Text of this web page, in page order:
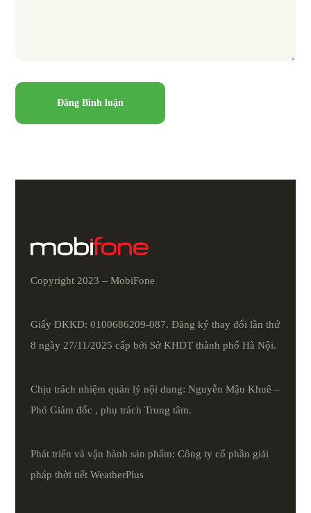
Copyright 2023 – MobiFone
Giấy ĐKKD: 0100686209-087. Đăng ký thay đổi lần thứ
8 ngày 27/11/2025 cấp bởi Sở KHDT thành phố Hà Nội.
Chịu trách nhiệm quản lý nội dung: Nguyễn Mậu Khuê –
Phó Giám đốc , phụ trách Trung tâm.
Phát triển và vận hành sản phẩm: Công ty cổ phần giải
pháp thời tiếtWeatherPlus